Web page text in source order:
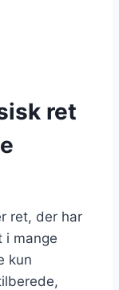
ret
ret, der har
i mange
kun